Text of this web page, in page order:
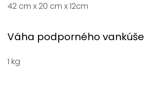
42 cm x 20 cm x 12cm
Váha podporného vankúše
1 kg